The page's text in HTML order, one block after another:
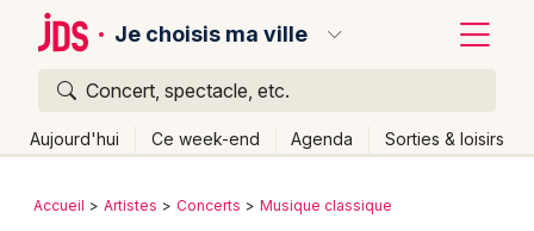
Je choisis ma ville
Concert, spectacle, etc.
Aujourd'hui Ce week-end Agenda Sorties & loisirs
Publier un événement
Retour
Accueil Artistes Concerts Musique classique
Quoi ?
Où ?